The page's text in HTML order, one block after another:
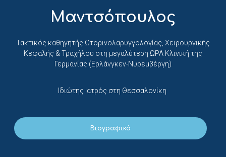
Μαντσόπουλος
Τακτικός καθηγητής Ωτορινολαρυγγολογίας, Χειρουργικής
Κεφαλής & Τραχήλου στη μεγαλύτερη ΩΡΛ Κλινική της
Γερμανίας (Ερλάνγκεν-Νυρεμβέργη)
Ιδιώτης Ιατρός στη Θεσσαλονίκη
Βιογραφικό